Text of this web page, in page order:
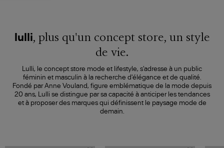
lulli, plus qu'un concept store, un style
de vie.
Lulli, le concept store mode et lifestyle, s'adresse à un public
féminin et masculin à la recherche d'élégance et de qualité.
Fondé par Anne Vouland, figure emblématique de la mode depuis
20 ans, Lulli se distingue par sa capacité à anticiper les tendances
et à proposer des marques qui définissent le paysage mode de
demain.